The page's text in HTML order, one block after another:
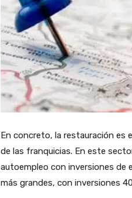
En concreto, la restauración es
de las franquicias. En este
autoempleo con inversiones de
más grandes, con inversiones